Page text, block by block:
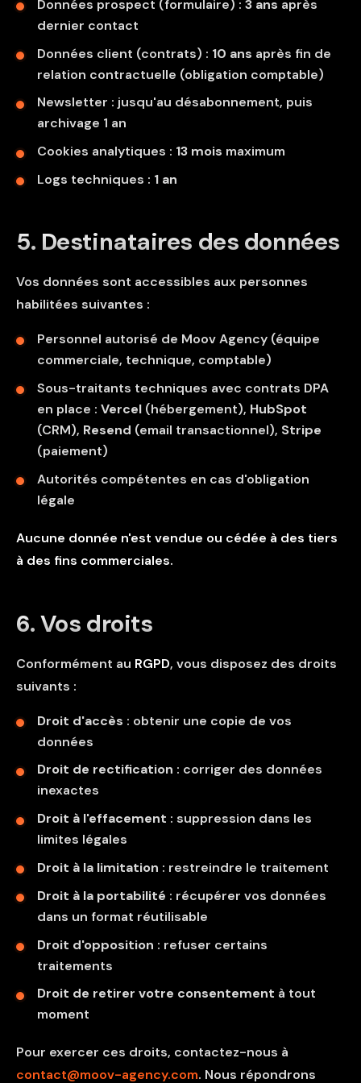
Données prospect (formulaire) :3 ans après
dernier contact
Données client (contrats) : 10 ans après fin de
relation contractuelle (obligation comptable)
Newsletter : jusqu'au désabonnement, puis
archivage 1 an
Cookies analytiques : 13 mois maximum
Logs techniques : 1 an
5. Destinataires des données
Vos données sont accessibles aux personnes
habilitées suivantes :
Personnel autorisé de Moov Agency (équipe
commerciale, technique, comptable)
Sous-traitants techniques avec contrats DPA
en place :Vercel (hébergement), HubSpot
(CRM), Resend (email transactionnel), Stripe
(paiement)
Autorités compétentes en cas d'obligation
légale
Aucune donnée n'est vendue ou cédée à des tiers
à des fins commerciales.
6. Vos droits
Conformément au RGPD, vous disposez des droits
suivants :
Droit d'accès : obtenir une copie de vos
données
Droit de rectification : corriger des données
inexactes
Droit à l'effacement : suppression dans les
limites légales
Droit à la limitation : restreindre le traitement
Droit à la portabilité : récupérer vos données
dans un format réutilisable
Droit d'opposition : refuser certains
traitements
Droit de retirer votre consentement à tout
moment
Pour exercer ces droits, contactez-nous à
contact@moov-agency.com. Nous répondrons